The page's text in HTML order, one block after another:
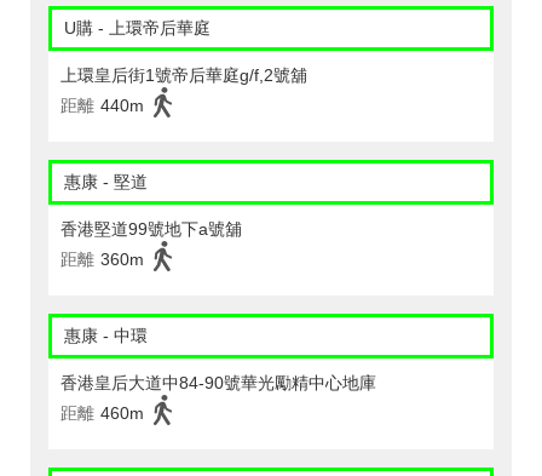
U購 - 上環帝后華庭
上環皇后街1號帝后華庭g/f,2號舖
距離 440m
惠康 - 堅道
香港堅道99號地下a號舖
距離 360m
惠康 - 中環
香港皇后大道中84-90號華光勵精中心地庫
距離 460m